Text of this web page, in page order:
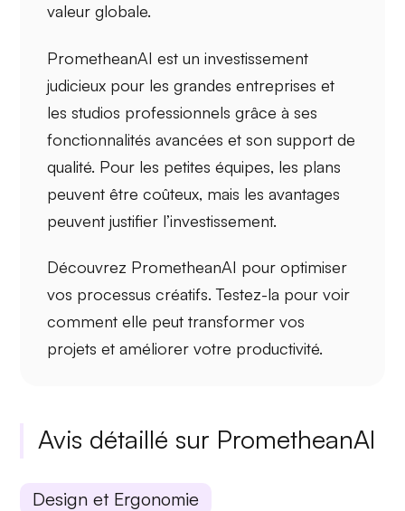
valeur globale.
PrometheanAI est un investissement
judicieux pour lesgrandes entreprises et
lesstudios professionnels grâce à ses
fonctionnalités avancées et son support de
qualité. Pour les petites équipes, les plans
peuvent être coûteux, mais les avantages
peuvent justifier l’investissement.
Découvrez PrometheanAI pour optimiser
vos processus créatifs. Testez-la pour voir
comment elle peut transformer vos
projets et améliorer votre productivité.
Avis détaillé sur PrometheanAI
Design et Ergonomie